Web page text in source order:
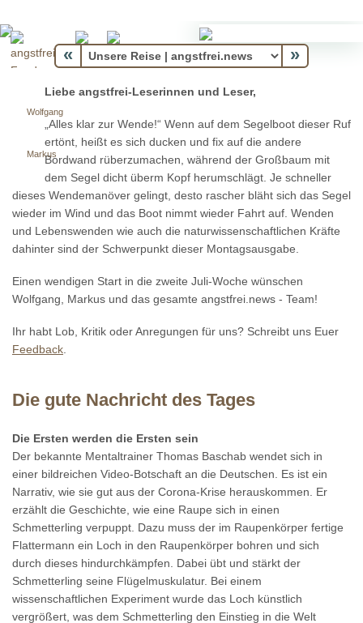
« »
Wolfgang
Markus
Liebe angstfrei-Leserinnen und Leser,
„Alles klar zur Wende!“ Wenn auf dem Segelboot dieser Ruf
ertönt, heißt es sich ducken und fix auf die andere
Bordwand rüberzumachen, während der Großbaum mit
dem Segel dicht überm Kopf herumschlägt. Je schneller
dieses Wendemanöver gelingt, desto rascher bläht sich das Segel
wieder im Wind und das Boot nimmt wieder Fahrt auf. Wenden
und Lebenswenden wie auch die naturwissenschaftlichen Kräfte
dahinter sind der Schwerpunkt dieser Montagsausgabe.
Einen wendigen Start in die zweite Juli-Woche wünschen
Wolfgang, Markus und das gesamte angstfrei.news - Team!
Ihr habt Lob, Kritik oder Anregungen für uns? Schreibt uns Euer
Feedback
Die gute Nachricht des Tages
Die Ersten werden die Ersten sein
Der bekannte Mentaltrainer Thomas Baschab wendet sich in
einer bildreichen Video-Botschaft an die Deutschen. Es ist ein
Narrativ, wie sie gut aus der Corona-Krise herauskommen. Er
erzählt die Geschichte, wie eine Raupe sich in einen
Schmetterling verpuppt. Dazu muss der im Raupenkörper fertige
Flattermann ein Loch in den Raupenkörper bohren und sich
durch dieses hindurchkämpfen. Dabei übt und stärkt der
Schmetterling seine Flügelmuskulatur. Bei einem
wissenschaftlichen Experiment wurde das Loch künstlich
vergrößert, was dem Schmetterling den Einstieg in die Welt